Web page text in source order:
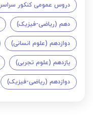
دروس عمومی کنکور
دهم (ریاضی-فیزیک)
دوازدهم (علوم انسانی)
یازدهم (علوم تجربی)
دوازدهم (ریاضی-فیزیک)